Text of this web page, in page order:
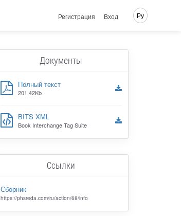
Регистрация Вход Ру
Документы
Полный текст
201.42Kb
BITS XML
Book Interchange Tag Suite
Ссылки
Сборник
https://phsreda.com/ru/action/68/info